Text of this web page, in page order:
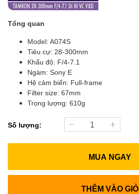
Tổng quan
Model: A074S
Tiêu cự: 28-300mm
Khẩu độ: F/4-7.1
Ngàm: Sony E
Hệ cảm biến: Full-frame
Filter size: 67mm
Trọng lượng: 610g
Số lượng:
MUA NGAY
THÊM VÀO GIỎ